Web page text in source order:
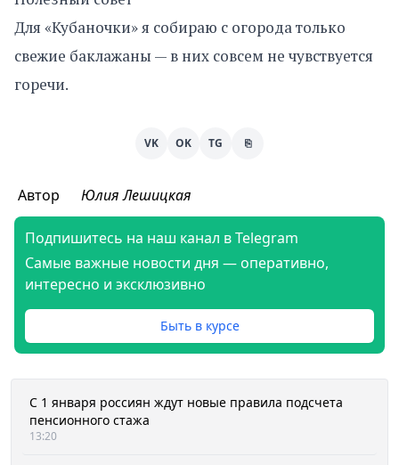
Для «Кубаночки» я собираю с огорода только
свежие баклажаны — в них совсем не чувствуется
горечи.
VK OK TG ⎘
Автор Юлия Лешицкая
Подпишитесь на наш канал в Telegram
Самые важные новости дня — оперативно,
интересно и эксклюзивно
Быть в курсе
С 1 января россиян ждут новые правила подсчета
пенсионного стажа
13:20